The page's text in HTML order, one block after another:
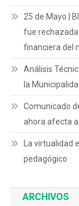
25 de Mayo |
fue rechazada
financiera del
Análisis
la
Comunicado
ahora afecta
La virtualidad
pedagógico
ARCHIVOS